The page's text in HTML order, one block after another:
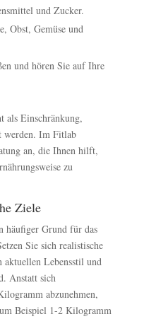
und Zucker.
Obst, Gemüse und
und hören Sie auf Ihre
als Einschränkung,
werden. Im Fitlab
an, die Ihnen hilft,
zu
Ziele
häufiger Grund für das
Sie sich realistische
Lebensstil und
Anstatt sich
abzunehmen,
Beispiel 1-2 Kilogramm